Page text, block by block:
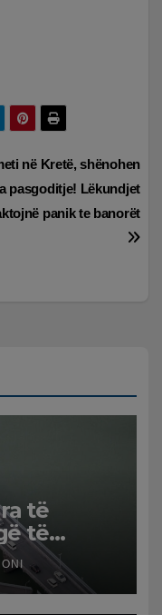
në Kretë, shënohen
pasgoditje! Lëkundjet
panik te banorët
të
të